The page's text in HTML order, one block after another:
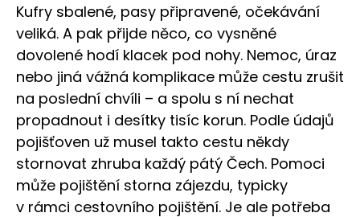
Kufry sbalené, pasy připravené, očekávání
veliká. A pak přijde něco, co vysněné
dovolené hodí klacek pod nohy. Nemoc, úraz
nebo jiná vážná komplikace může cestu zrušit
na poslední chvíli – a spolu s ní nechat
propadnout i desítky tisíc korun. Podle údajů
pojišťoven už musel takto cestu někdy
stornovat zhruba každý pátý Čech. Pomoci
může pojištění storna zájezdu, typicky
v rámci cestovního pojištění. Je ale potřeba